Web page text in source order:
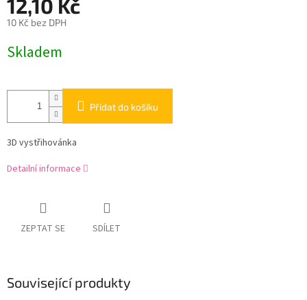
12,10 Kč
10 Kč bez DPH
cena:
Skladem
Přidat do košíku
3D vystřihovánka
Detailní informace
ZEPTAT SE SDÍLET
Související produkty